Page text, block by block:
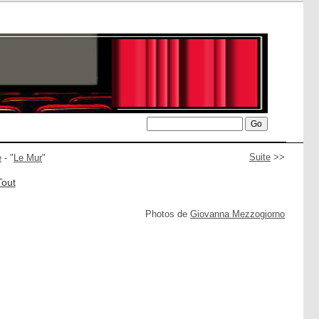
Suite >>
- " Le Mur"
Photos de Giovanna Mezzogiorno